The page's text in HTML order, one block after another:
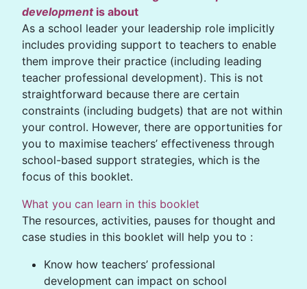
developmentis about
As a school leader your leadership role implicitly
includes providing support to teachers to enable
them improve their practice (including leading
teacher professional development). This is not
straightforward because there are certain
constraints (including budgets) that are not within
your control. However, there are opportunities for
you to maximise teachers’ effectiveness through
school-based support strategies, which is the
focus of this booklet.
What you can learn in this booklet
The resources, activities, pauses for thought and
case studies in this booklet will help you to :
Know how teachers’ professional
development can impact on school